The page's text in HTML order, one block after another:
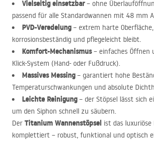
Vielseitig einsetzbar– ohne
passend für alle Standardwannen mit 48 mm
PVD-Veredelung– extrem harte
korrosionsbeständig und pflegeleicht bleibt.
Komfort-Mechanismus– einfaches Öffnen
Klick-System (Hand- oder Fußdruck).
Massives Messing– garantiert hohe
Temperaturschwankungen und absolute
Leichte Reinigung– der Stöpsel lässt sich
um den Siphon schnell zu säubern.
Der Titanium Wannenstöpsel ist das
komplettiert – robust, funktional und optisch